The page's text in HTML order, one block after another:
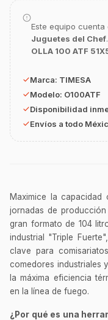
Este equipo
Juguetes del Chef
OLLA 100 ATF
Marca: TIMESA
Modelo: O100ATF
Disponibilidad
Envíos a todo
Maximice la
jornadas de
gran formato de 104
industrial "Triple
clave para
comedores industriales
la máxima eficiencia
en la línea de fuego.
¿Por qué es una
Asesor
¡Hola Chef!
¿En qué te
Buscar
Ver